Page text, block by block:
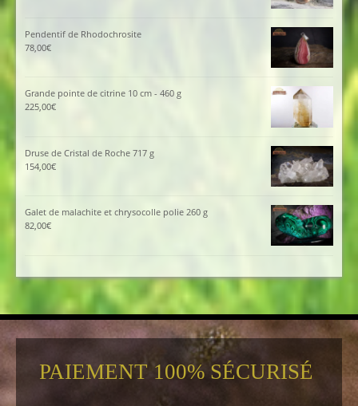
Pendentif de Rhodochrosite
78,00€
Grande pointe de citrine 10 cm - 460 g
225,00€
Druse de Cristal de Roche 717 g
154,00€
Galet de malachite et chrysocolle polie 260 g
82,00€
PAIEMENT 100% SÉCURISÉ